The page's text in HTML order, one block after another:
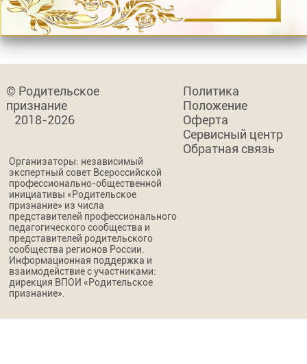
© Родительское
признание
2018-2026
Политика
Положение
Оферта
Сервисный центр
Обратная связь
Организаторы: независимый
экспертный совет Всероссийской
профессионально-общественной
инициативы «Родительское
признание» из числа
представителей профессионального
педагогического сообщества и
представителей родительского
сообщества регионов России.
Информационная поддержка и
взаимодействие с участниками:
дирекция ВПОИ «Родительское
признание».